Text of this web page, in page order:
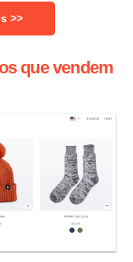
>>
que vendem